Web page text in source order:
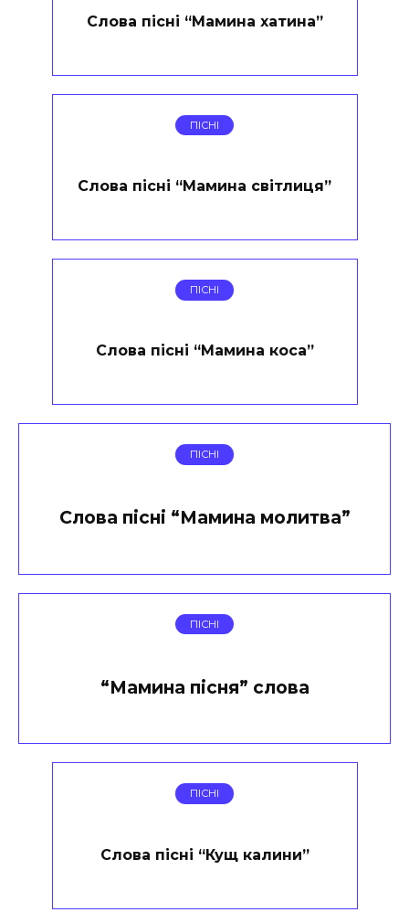
Слова пісні “Мамина хатина”
ПІСНІ
Слова пісні “Мамина світлиця”
ПІСНІ
Слова пісні “Мамина коса”
ПІСНІ
Слова пісні “Мамина молитва”
ПІСНІ
“Мамина пісня” слова
ПІСНІ
Слова пісні “Кущ калини”